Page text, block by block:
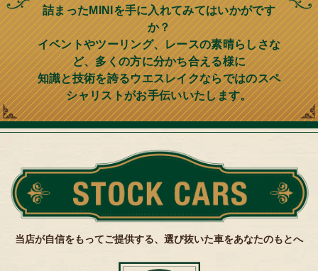
詰まったMINIを手に入れてみてはいかがです
か？
イベントやツーリング、レースの素晴らしさな
ど、多くの方に分かち合える様に
知識と技術を誇るウエスレイクならではのスペ
シャリストがお手伝いいたします。
当店が自信をもってご提供する、選び抜いた車をあなたのもとへ